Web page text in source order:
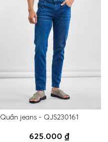
Quần jeans - QJS230161
625.000 ₫